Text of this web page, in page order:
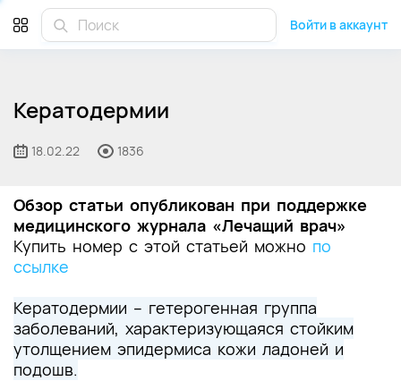
Войти в аккаунт
Кератодермии
18.02.22 1836
Обзор статьи опубликован при поддержке
медицинского журнала «Лечащий врач»
Купить номер с этой статьей можно по
ссылке
Кератодермии – гетерогенная группа
заболеваний, характеризующаяся стойким
утолщением эпидермиса кожи ладоней и
подошв.